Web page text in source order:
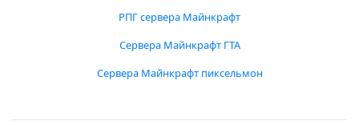
РПГ сервера Майнкрафт
Сервера Майнкрафт ГТА
Сервера Майнкрафт пиксельмон